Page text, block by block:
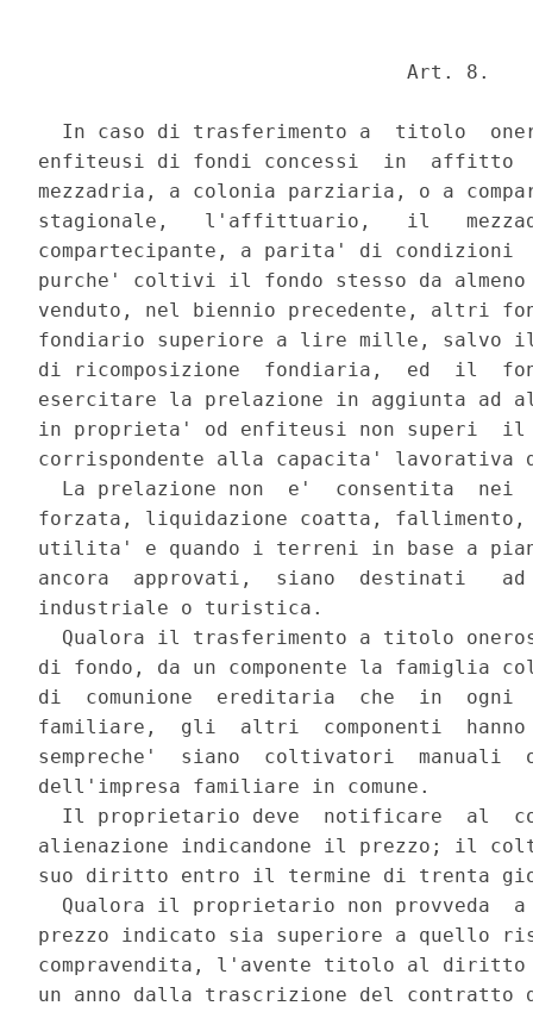
                               Art. 8.
In caso di trasferimento a  titolo
enfiteusi di fondi concessi  in
mezzadria, a colonia parziaria, o a
stagionale,   l'affittuario,   il
compartecipante, a parita' di
purche' coltivi il fondo stesso da
venduto, nel biennio precedente, altri
fondiario superiore a lire mille, salvo il
di ricomposizione  fondiaria,  ed  il
esercitare la prelazione in aggiunta ad
in proprieta' od enfiteusi non superi
corrispondente alla capacita'
La prelazione non  e'  consentita  nei
forzata, liquidazione coatta, fallimento,
utilita' e quando i terreni in base a
ancora  approvati,  siano  destinati
industriale o turistica.
Qualora il trasferimento a titolo
di fondo, da un componente la famiglia
di  comunione  ereditaria  che  in  ogni
familiare,  gli  altri  componenti
sempreche'  siano  coltivatori
dell'impresa familiare in comune.
Il proprietario deve  notificare  al
alienazione indicandone il prezzo; il
suo diritto entro il termine di trenta
Qualora il proprietario non provveda
prezzo indicato sia superiore a quello
compravendita, l'avente titolo al
un anno dalla trascrizione del contratto